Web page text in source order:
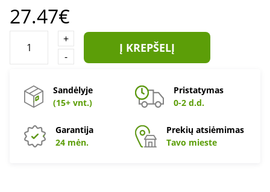
27.47€
+
-
Į KREPŠELĮ
Sandėlyje
(15+ vnt.)
Pristatymas
0-2 d.d.
Garantija
24 mėn.
Prekių atsiėmimas
Tavo mieste